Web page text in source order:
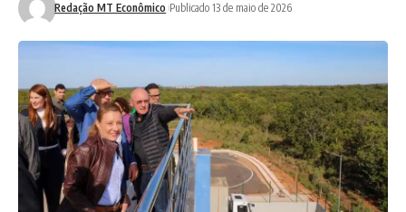
Redação MT Econômico Publicado 13 de maio de 2026